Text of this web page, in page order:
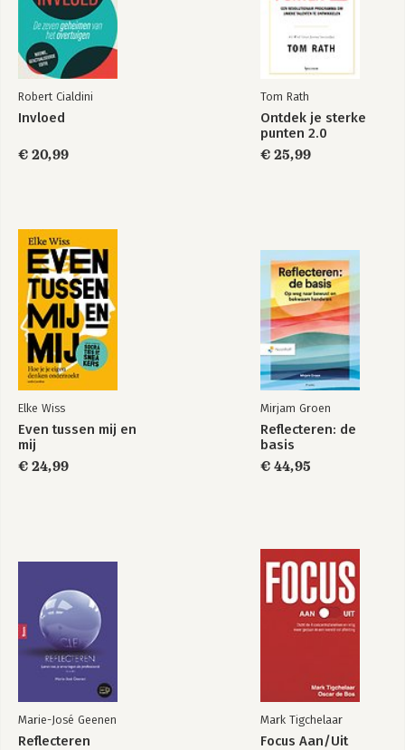
Over de auteur
Robert Cialdini
Invloed
€ 20,99
Tom Rath
Ontdek je sterke
punten 2.0
€ 25,99
Elke Wiss
Even tussen mij en
mij
€ 24,99
Mirjam Groen
Reflecteren: de
basis
€ 44,95
Marie-José Geenen
Reflecteren
Mark Tigchelaar
Focus Aan/Uit